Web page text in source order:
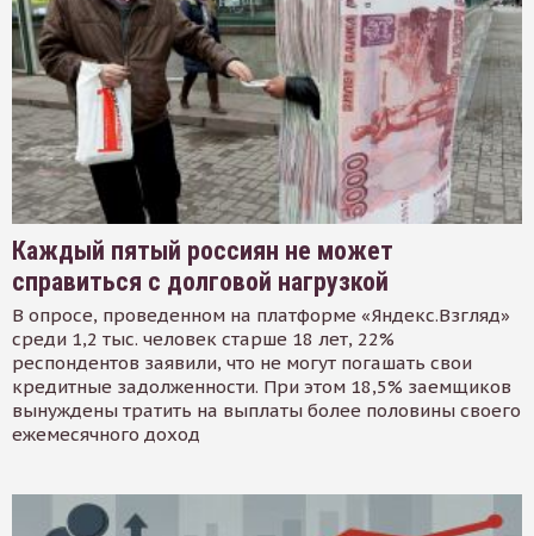
Каждый пятый россиян не может
справиться с долговой нагрузкой
В опросе, проведенном на платформе «Яндекс.Взгляд»
среди 1,2 тыс. человек старше 18 лет, 22%
респондентов заявили, что не могут погашать свои
кредитные задолженности. При этом 18,5% заемщиков
вынуждены тратить на выплаты более половины своего
ежемесячного доход